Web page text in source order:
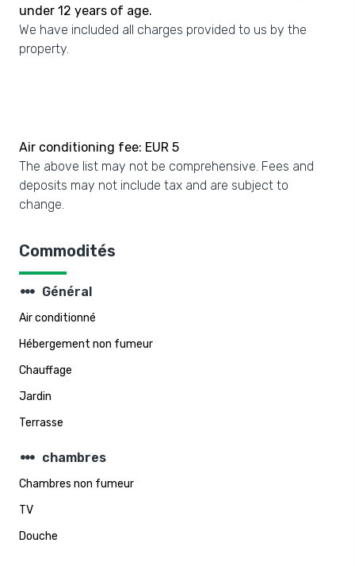
under 12 years of age.
We have included all charges provided to us by the
property.
Air conditioning fee: EUR 5
The above list may not be comprehensive. Fees and
deposits may not include tax and are subject to
change.
Commodités
steppers Général
Air conditionné
Hébergement non fumeur
Chauffage
Jardin
Terrasse
steppers chambres
Chambres non fumeur
TV
Douche